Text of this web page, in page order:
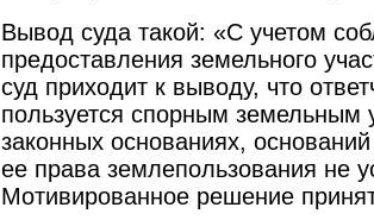
Вывод суда такой: «С учетом
предоставления земельного
суд приходит к выводу, что
пользуется спорным земельным
законных основаниях,
ее права землепользования не
Мотивированное решение